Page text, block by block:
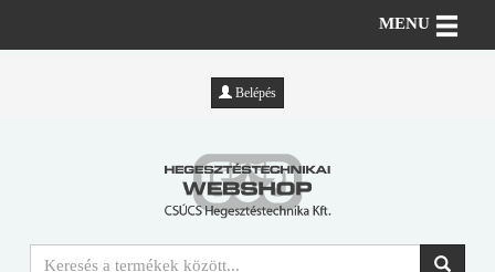
Belépés
MENU Toggle